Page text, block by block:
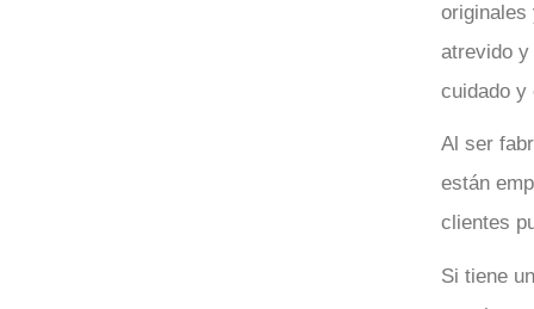
originales
atrevido
cuidado y
Al ser
están
clientes
Si tiene